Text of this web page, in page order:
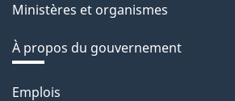
Ministères et organismes
À propos du gouvernement
Thèmes
Emplois